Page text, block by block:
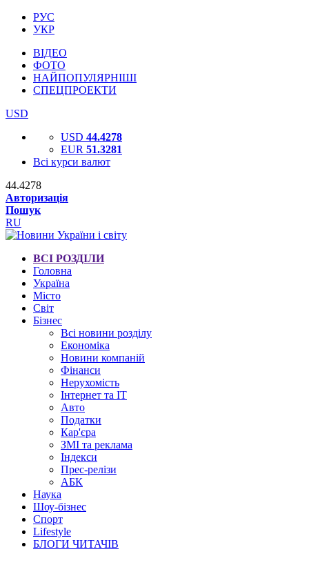
РУС
УКР
ВІДЕО
ФОТО
НАЙПОПУЛЯРНІШІ
СПЕЦПРОЕКТИ
USD
USD 44.4278
EUR 51.3281
Всі курси валют
44.4278
Авторизація
Пошук
RU
ВСІ РОЗДІЛИ
Головна
Україна
Місто
Світ
Бізнес
Всі новини розділу
Економіка
Новини компаній
Фінанси
Нерухомість
Інтернет та IT
Авто
Податки
Кар'єра
ЗМІ та реклама
Індекси
Прес-релізи
АБК
Наука
Шоу-бізнес
Спорт
Lifestyle
БЛОГИ ЧИТАЧІВ